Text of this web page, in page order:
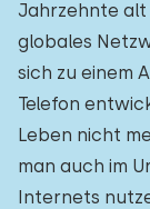
Jahrzehnte alt
globales
sich zu einem
Telefon
Leben nicht
man auch im
Internets